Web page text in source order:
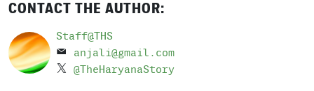
CONTACT THE AUTHOR:
Staff@THS
anjali@gmail.com
@TheHaryanaStory